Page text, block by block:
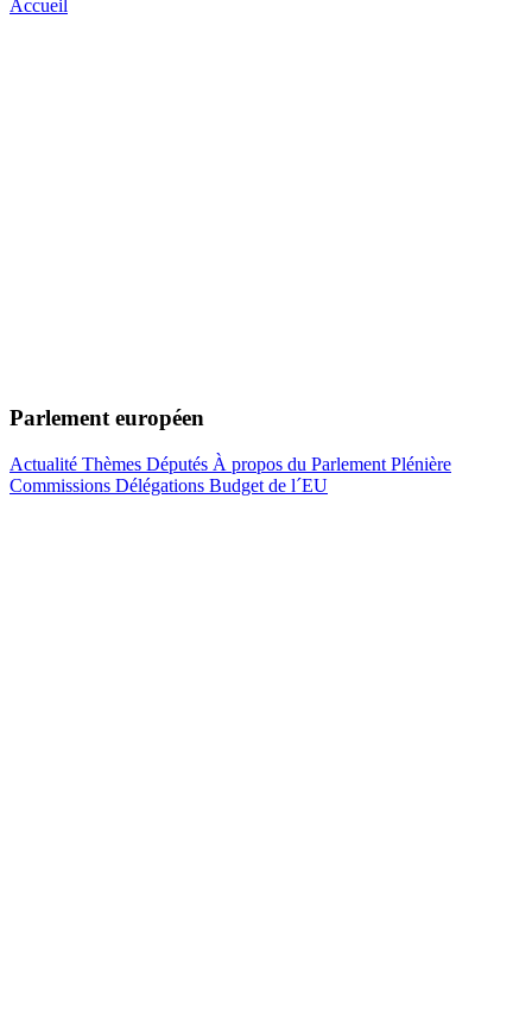
Accueil
Parlement européen
Actualité Thèmes Députés À propos du Parlement Plénière
Commissions Délégations Budget de l´EU